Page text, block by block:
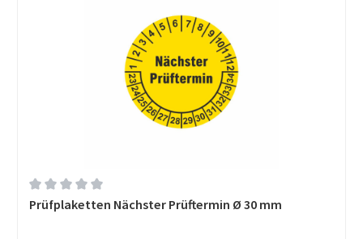
Durchschnittliche Bewertung von 0 von 5 Sternen
Prüfplaketten Nächster Prüftermin Ø 30 mm